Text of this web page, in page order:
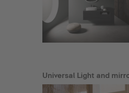
Universal Light and